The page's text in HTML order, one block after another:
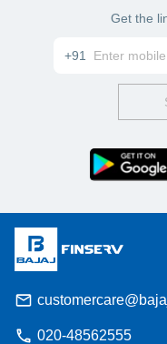
Get the
+91
020-48562555